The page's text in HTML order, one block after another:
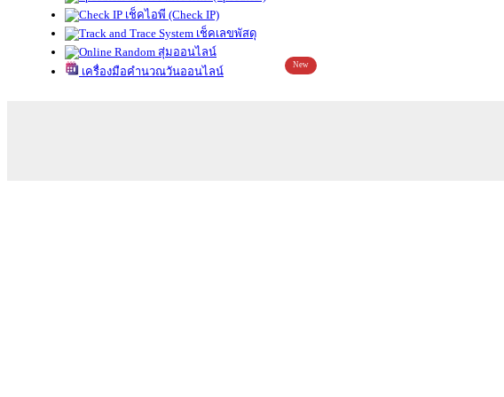
เช็คไอพี (Check IP)
เช็คเลขพัสดุ
สุ่มออนไลน์
เครื่องมือคำนวณวันออนไลน์
New